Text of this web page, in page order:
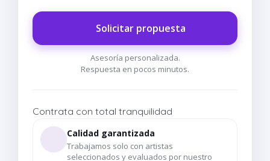
Solicitar propuesta
Asesoría personalizada.
Respuesta en pocos minutos.
Contrata con total tranquilidad
Calidad garantizada
Trabajamos solo con artistas
seleccionados y evaluados por nuestro